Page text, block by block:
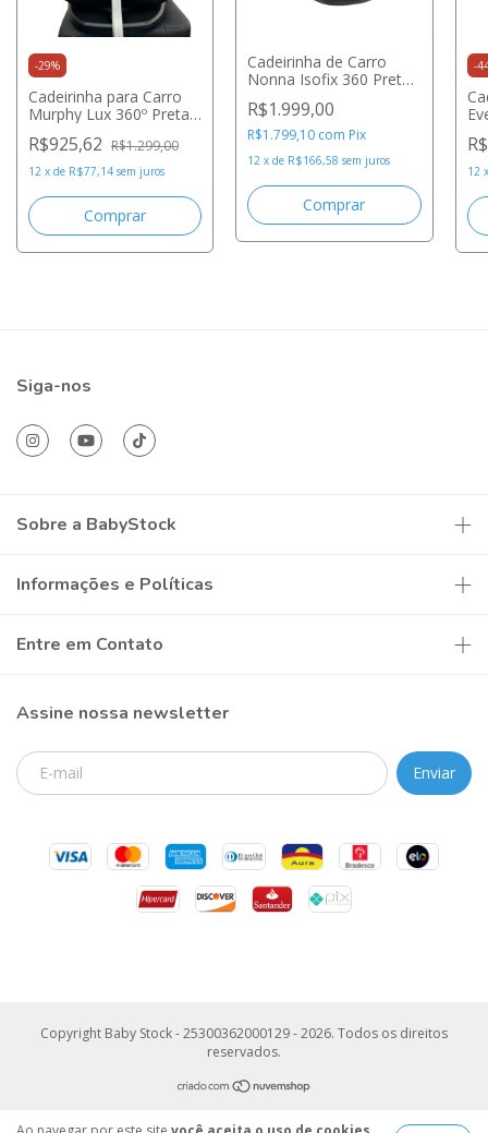
-29%
Cadeirinha para Carro
Murphy Lux 360º Preta
R$925,62 R$1.299,00
12 x de R$77,14 sem juros
Cadeirinha de Carro
Nonna Isofix 360 Preto
R$1.999,00
R$1.799,10 com Pix
12 xde R$166,58 sem juros
-
12
Siga-nos
Sobre a BabyStock
Informações e Políticas
Entre em Contato
Assine nossa newsletter
Copyright Baby Stock - 25300362000129 - 2026. Todos os direitos
reservados.